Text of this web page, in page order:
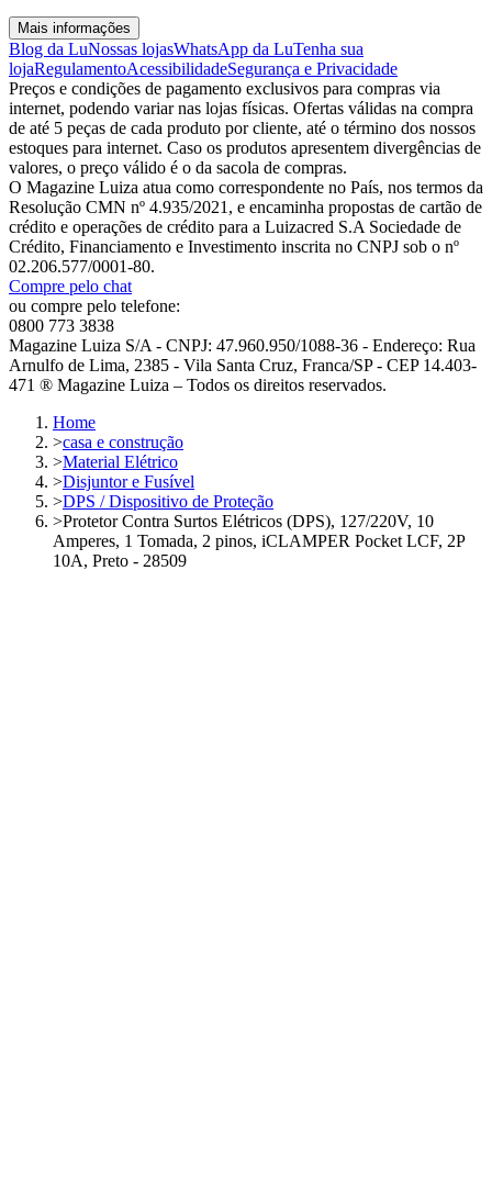
Mais informações
Blog da LuNossas lojasWhatsApp da LuTenha sua
lojaRegulamentoAcessibilidadeSegurança e Privacidade
Preços e condições de pagamento exclusivos para compras via
internet, podendo variar nas lojas físicas. Ofertas válidas na compra
de até 5 peças de cada produto por cliente, até o término dos nossos
estoques para internet. Caso os produtos apresentem divergências de
valores, o preço válido é o da sacola de compras.
O Magazine Luiza atua como correspondente no País, nos termos da
Resolução CMN nº 4.935/2021, e encaminha propostas de cartão de
crédito e operações de crédito para a Luizacred S.A Sociedade de
Crédito, Financiamento e Investimento inscrita no CNPJ sob o nº
02.206.577/0001-80.
Compre pelo chat
ou compre pelo telefone:
0800 773 3838
Magazine Luiza S/A - CNPJ: 47.960.950/1088-36 - Endereço: Rua
Arnulfo de Lima, 2385 - Vila Santa Cruz, Franca/SP - CEP 14.403-
471 ® Magazine Luiza – Todos os direitos reservados.
Home
>casa e construção
>Material Elétrico
>Disjuntor e Fusível
>DPS / Dispositivo de Proteção
>Protetor Contra Surtos Elétricos (DPS), 127/220V, 10
Amperes, 1 Tomada, 2 pinos, iCLAMPER Pocket LCF, 2P
10A, Preto - 28509